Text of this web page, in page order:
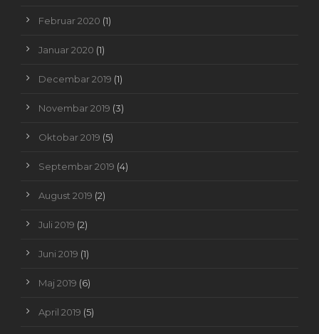
Februar 2020 (1)
Januar 2020 (1)
Decembar 2019 (1)
Novembar 2019 (3)
Oktobar 2019 (5)
Septembar 2019 (4)
August 2019 (2)
Juli 2019 (2)
Juni 2019 (1)
Maj 2019 (6)
April 2019 (5)